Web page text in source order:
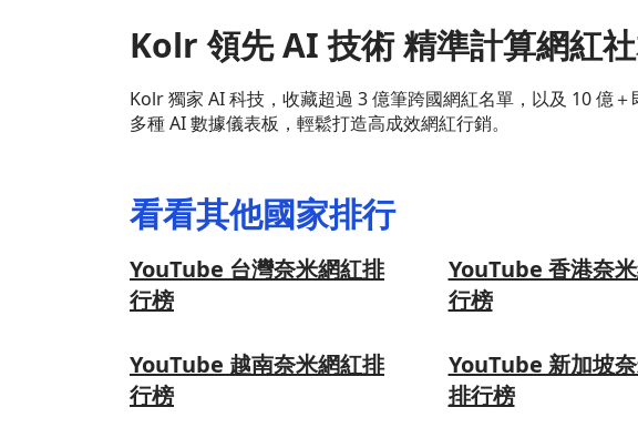
Kolr 領先 AI 技術 精準計算網紅
Kolr 獨家 AI 科技，收藏超過 3 億筆跨國網紅名單，以及 10 億
多種 AI 數據儀表板，輕鬆打造高成效網紅行銷。
看看其他國家排行
YouTube 台灣奈米網紅排
行榜
YouTube 香港奈
行榜
YouTube 越南奈米網紅排
行榜
YouTube 新加坡
排行榜